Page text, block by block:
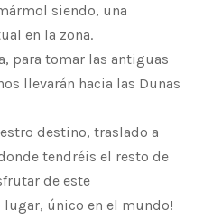
siendo, una
en la zona.
para tomar las antiguas
llevarán hacia las Dunas
destino, traslado a
tendréis el resto de
de este
único en el mundo!